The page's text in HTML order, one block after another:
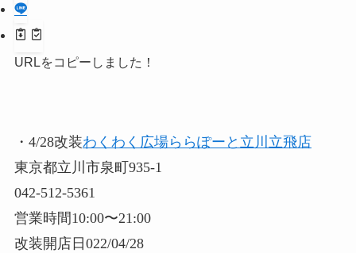
URLをコピーしました！
・4/28改装わくわく広場ららぽーと立川立飛店
東京都立川市泉町935-1
042-512-5361
営業時間10:00〜21:00
改装開店日022/04/28